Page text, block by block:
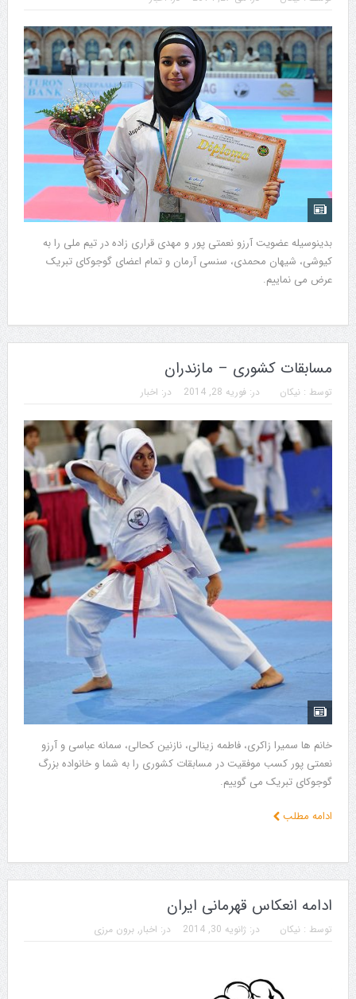
بدینوسیله عضویت آرزو نعمتی پور و مهدی قراری زاده در تیم ملی را به
کیوشی، شیهان محمدی، سنسی آرمان و تمام اعضای گوجوکای تبریک
عرض می نماییم.
مسابقات کشوری – مازندران
توسط : نیکان در: فوریه 28, 2014 در: اخبار
خانم ها سمیرا زاکری، فاطمه زینالی، نازنین کحالی، سمانه عباسی و آرزو
نعمتی پور کسب موفقیت در مسابقات کشوری را به شما و خانواده بزرگ
گوجوکای تبریک می گوییم.
ادامه مطلب
ادامه انعکاس قهرمانی ایران
توسط : نیکان در: ژانویه 30, 2014 در: اخبار, برون مرزی